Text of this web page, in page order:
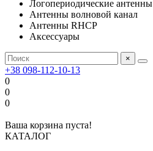
Логопериодические антенны
Антенны волновой канал
Антенны RHCP
Аксессуары
×
+38 098-112-10-13
0
0
0
Ваша корзина пуста!
КАТАЛОГ